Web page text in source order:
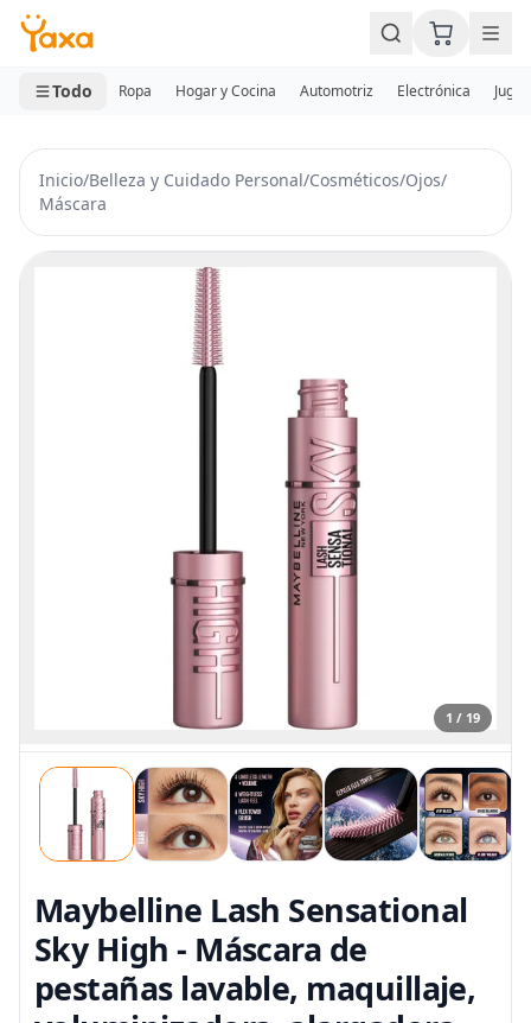
MINI CARRITO
0 productos
Todo Ropa Hogar y Cocina Automotriz Electrónica
Inicio/Belleza y Cuidado Personal/Cosméticos/Ojos/
Máscara
1 / 19
Maybelline Lash Sensational
Sky High - Máscara de
pestañas lavable, maquillaje,